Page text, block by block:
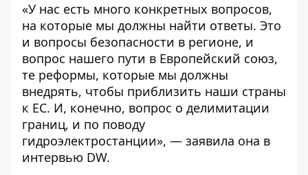
«У нас есть много конкретных вопросов,
на которые мы должны найти ответы. Это
и вопросы безопасности в регионе, и
вопрос нашего пути в Европейский союз,
те реформы, которые мы должны
внедрять, чтобы приблизить наши страны
к ЕС. И, конечно, вопрос о делимитации
границ, и по поводу
гидроэлектростанции», — заявила она в
интервью DW.